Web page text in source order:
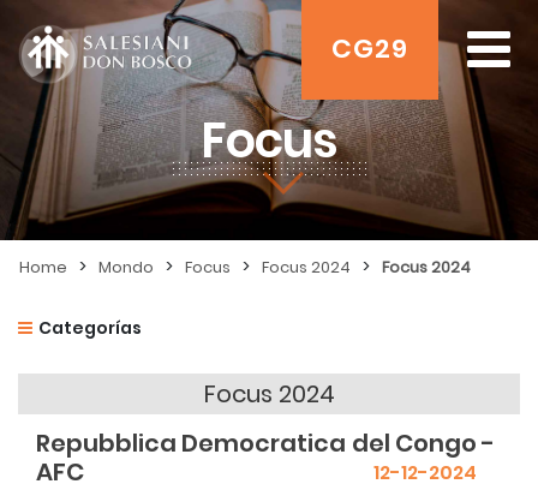
CG29
Focus
Home > Mondo > Focus > Focus 2024 > Focus 2024
Categorías
Focus 2024
Repubblica Democratica del Congo -
AFC
12-12-2024